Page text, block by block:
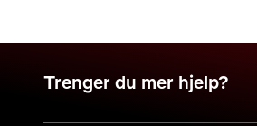
Trenger du mer hjelp?